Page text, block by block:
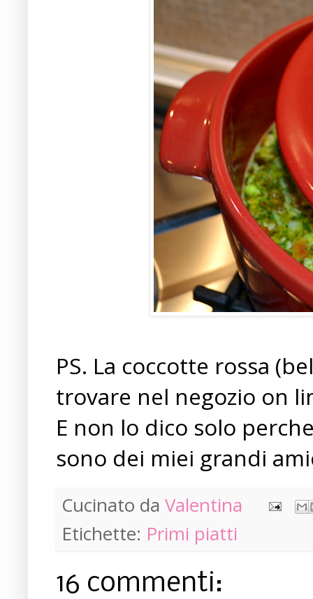
PS. La coccotte rossa
trovare nel negozio on
E non lo dico solo
sono dei miei grandi
Cucinato da Valentina
Etichette: Primi piatti
16 commenti: